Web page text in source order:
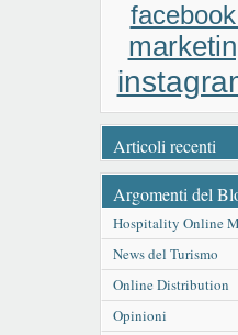
Articoli recenti
Argomenti del
Hospitality Online
News del Turismo
Online Distribution
Opinioni